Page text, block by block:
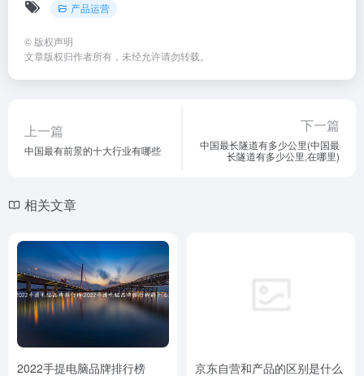
产品运营
© 版权声明
文章版权归作者所有，未经允许请勿转载。
上一篇
中国最有前景的十大行业有哪些
下一篇
中国最长隧道有多少公里(中国最
长隧道有多少公里,在哪里)
相关文章
2022手提电脑品牌排行榜
京东自营和产品的区别是什么